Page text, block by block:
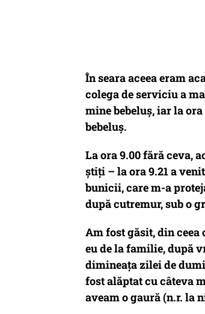
În seara aceea eram
colega de serviciu a
mine bebeluș, iar la
bebeluș.
La ora 9.00 fără ceva,
știți – la ora 9.21 a
bunicii, care m-a
după cutremur, sub o
Am fost găsit, din
eu de la familie, după
dimineața zilei de
fost alăptat cu câteva
aveam o gaură (n.r. la